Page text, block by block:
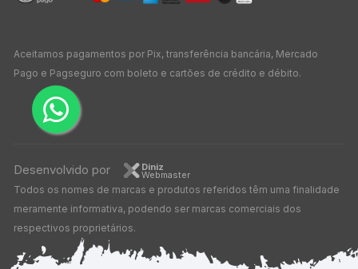
Aceitamos pagamentos por Pix, transferência bancária, Mercado
Pago e Pagseguro com boleto e cartões de crédito e débito.
Desenvolvido por Diniz
Webmaster
Todos os nomes de marcas e produtos referidos têm uma finalidade
meramente informativa, podendo ser marcas comerciais dos
respectivos proprietários.